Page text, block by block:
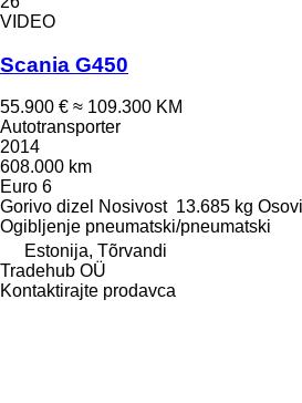
VIDEO
Scania G450
55.900 € ≈ 109.300 KM
Autotransporter
2014
608.000 km
Euro 6
Gorivo dizel Nosivost 13.685 kg
Ogibljenje pneumatski/pneumatski
Estonija, Tõrvandi
Tradehub OÜ
Kontaktirajte prodavca